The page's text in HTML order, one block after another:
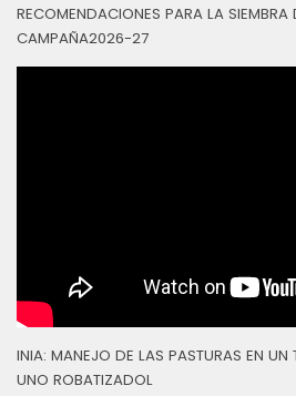
RECOMENDACIONES PARA LA
CAMPAÑA2026-27
INIA: MANEJO DE LAS PASTURAS EN
UNO ROBATIZADOL